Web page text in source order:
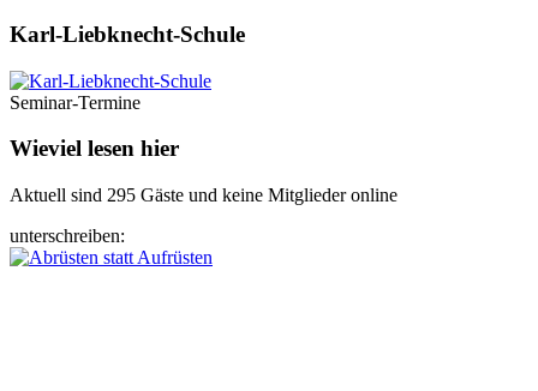
Karl-Liebknecht-­Schule
Seminar-Termine
Wieviel lesen hier
Aktuell sind 295 Gäste und keine Mitglieder online
unterschreiben: